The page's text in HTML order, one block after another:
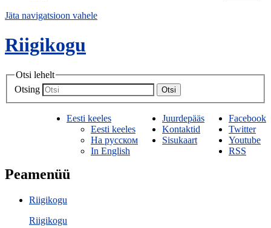
Jäta navigatsioon vahele
Riigikogu
Otsi lehelt
Otsing
Otsi
Facebook
Twitter
Youtube
RSS
Juurdepääs
Kontaktid
Sisukaart
Eesti keeles
Eesti keeles
На русском
In English
Peamenüü
Riigikogu
Riigikogu